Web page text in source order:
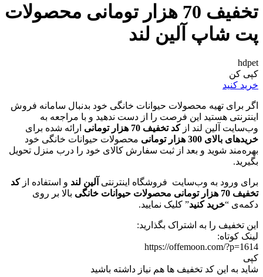
تخفیف 70 هزار تومانی محصولات
پت شاپ آلین لند
hdpet
کپی کن
خرید کنید
اگر برای تهیه محصولات حیوانات خانگی خود بدنبال سامانه فروش
اینترنتی هستید این فرصت را از دست ندهید و با مراجعه به
وب‌سایت آلین لند ازکد تخفیف 70 هزار تومانی
ارائه شده برای
خریدهای بالای 300 هزار تومانی
محصولات حیوانات خانگی خود
بهره‌مند شوید و بعد از ثبت سفارش کالای خود را درب منزل تحویل
بگیرید.
برای ورود به وب‌سایت فروشگاه اینترنتی آلین لند و استفاده ازکد
تخفیف 70 هزار تومانی محصولات حیوانات خانگی
بالا بر روی
دکمه‌ی “خرید کنید” کلیک نمایید.
این تخفیف را به اشتراک بگذارید:
لینک کوتاه:
https://offemoon.com/?p=1614
کپی
شاید به این کد تخفیف ها هم نیاز داشته باشید